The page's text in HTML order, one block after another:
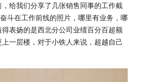
给我们分享了几张销售同事的工作截
斗在工作前线的照片，哪里有业务，哪
表扬的是西北分公司业绩百分百超额
一层楼，对于小铁人来说，超越自己